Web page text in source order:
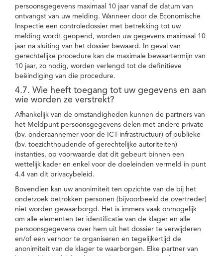
persoonsgegevens maximaal 10 jaar vanaf de datum van
ontvangst van uw melding. Wanneer door de Economische
Inspectie een controledossier met betrekking tot uw
melding wordt geopend, worden uw gegevens maximaal 10
jaar na sluiting van het dossier bewaard. In geval van
gerechtelijke procedure kan de maximale bewaartermijn van
10 jaar, zo nodig, worden verlengd tot de definitieve
beëindiging van die procedure.
4.7. Wie heeft toegang tot uw gegevens en aan
wie worden ze verstrekt?
Afhankelijk van de omstandigheden kunnen de partners van
het Meldpunt persoonsgegevens delen met andere private
(bv. onderaannemer voor de ICT-infrastructuur) of publieke
(bv. toezichthoudende of gerechtelijke autoriteiten)
instanties, op voorwaarde dat dit gebeurt binnen een
wettelijk kader en enkel voor de doeleinden vermeld in punt
4.4 van dit privacybeleid.
Bovendien kan uw anonimiteit ten opzichte van de bij het
onderzoek betrokken personen (bijvoorbeeld de overtreder)
niet worden gewaarborgd. Het is immers vaak onmogelijk
om alle elementen ter identificatie van de klager en alle
persoonsgegevens over hem uit het dossier te verwijderen
en/of een verhoor te organiseren en tegelijkertijd de
anonimiteit van de klager te waarborgen. Elke partner van